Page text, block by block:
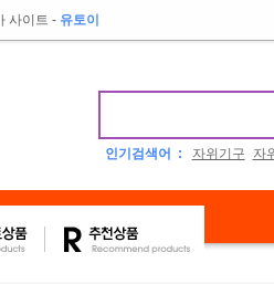
사이트 - 유토이
인기검색어 : 자위기구 자